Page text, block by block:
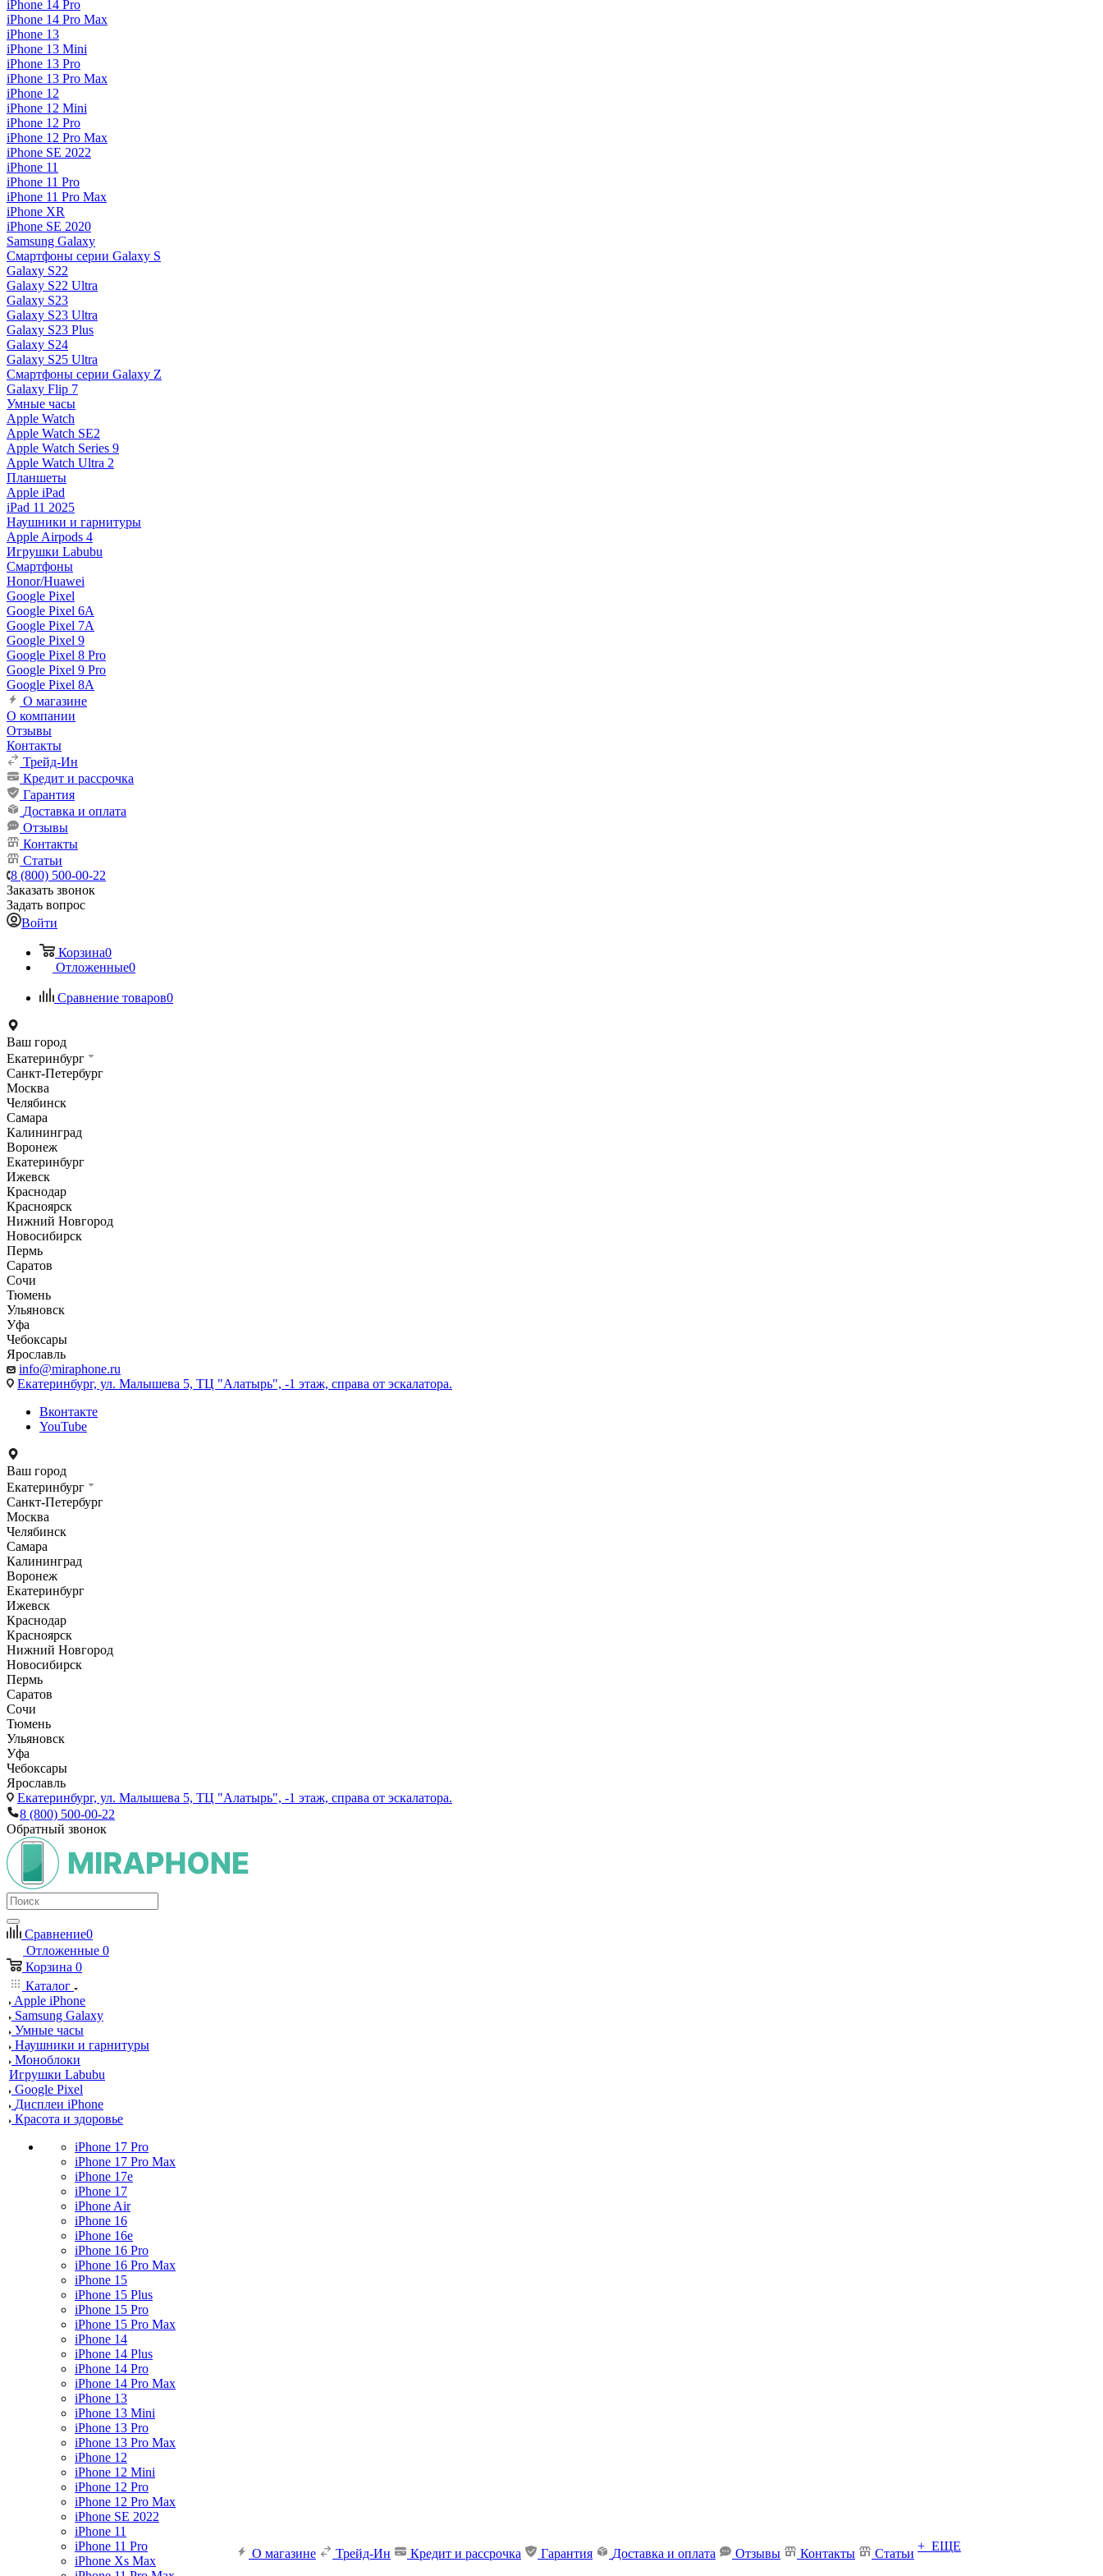
iPhone 14 Pro
iPhone 14 Pro Max
iPhone 13
iPhone 13 Mini
iPhone 13 Pro
iPhone 13 Pro Max
iPhone 12
iPhone 12 Mini
iPhone 12 Pro
iPhone 12 Pro Max
iPhone SE 2022
iPhone 11
iPhone 11 Pro
iPhone 11 Pro Max
iPhone XR
iPhone SE 2020
Samsung Galaxy
Смартфоны серии Galaxy S
Galaxy S22
Galaxy S22 Ultra
Galaxy S23
Galaxy S23 Ultra
Galaxy S23 Plus
Galaxy S24
Galaxy S25 Ultra
Смартфоны серии Galaxy Z
Galaxy Flip 7
Умные часы
Apple Watch
Apple Watch SE2
Apple Watch Series 9
Apple Watch Ultra 2
Планшеты
Apple iPad
iPad 11 2025
Наушники и гарнитуры
Apple Airpods 4
Игрушки Labubu
Смартфоны
Honor/Huawei
Google Pixel
Google Pixel 6A
Google Pixel 7А
Google Pixel 9
Google Pixel 8 Pro
Google Pixel 9 Pro
Google Pixel 8A
О магазине
О компании
Отзывы
Контакты
Трейд-Ин
Кредит и рассрочка
Гарантия
Доставка и оплата
Отзывы
Контакты
Статьи
8 (800) 500-00-22
Заказать звонок
Задать вопрос
Войти
Корзина0
Отложенные0
Сравнение товаров0
Ваш город
Екатеринбург
Санкт-Петербург
Москва
Челябинск
Самара
Калининград
Воронеж
Екатеринбург
Ижевск
Краснодар
Красноярск
Нижний Новгород
Новосибирск
Пермь
Саратов
Сочи
Тюмень
Ульяновск
Уфа
Чебоксары
Ярославль
info@miraphone.ru
Екатеринбург, ул. Малышева 5, ТЦ "Алатырь", -1 этаж, справа от эскалатора.
Вконтакте
YouTube
Ваш город
Екатеринбург
Санкт-Петербург
Москва
Челябинск
Самара
Калининград
Воронеж
Екатеринбург
Ижевск
Краснодар
Красноярск
Нижний Новгород
Новосибирск
Пермь
Саратов
Сочи
Тюмень
Ульяновск
Уфа
Чебоксары
Ярославль
Екатеринбург, ул. Малышева 5, ТЦ "Алатырь", -1 этаж, справа от эскалатора.
8 (800) 500-00-22
Обратный звонок
Сравнение0
Отложенные 0
Корзина 0
Каталог
Apple iPhone
Samsung Galaxy
Умные часы
Наушники и гарнитуры
Моноблоки
Игрушки Labubu
Google Pixel
Дисплеи iPhone
Красота и здоровье
iPhone 17 Pro
iPhone 17 Pro Max
iPhone 17e
iPhone 17
iPhone Air
iPhone 16
iPhone 16e
iPhone 16 Pro
iPhone 16 Pro Max
iPhone 15
iPhone 15 Plus
iPhone 15 Pro
iPhone 15 Pro Max
iPhone 14
iPhone 14 Plus
iPhone 14 Pro
iPhone 14 Pro Max
iPhone 13
iPhone 13 Mini
iPhone 13 Pro
iPhone 13 Pro Max
iPhone 12
iPhone 12 Mini
iPhone 12 Pro
iPhone 12 Pro Max
iPhone SE 2022
iPhone 11
iPhone 11 Pro
iPhone Xs Max
О магазине Трейд-Ин Кредит и рассрочка Гарантия Доставка и оплата Отзывы Контакты Статьи
+ ЕЩЕ